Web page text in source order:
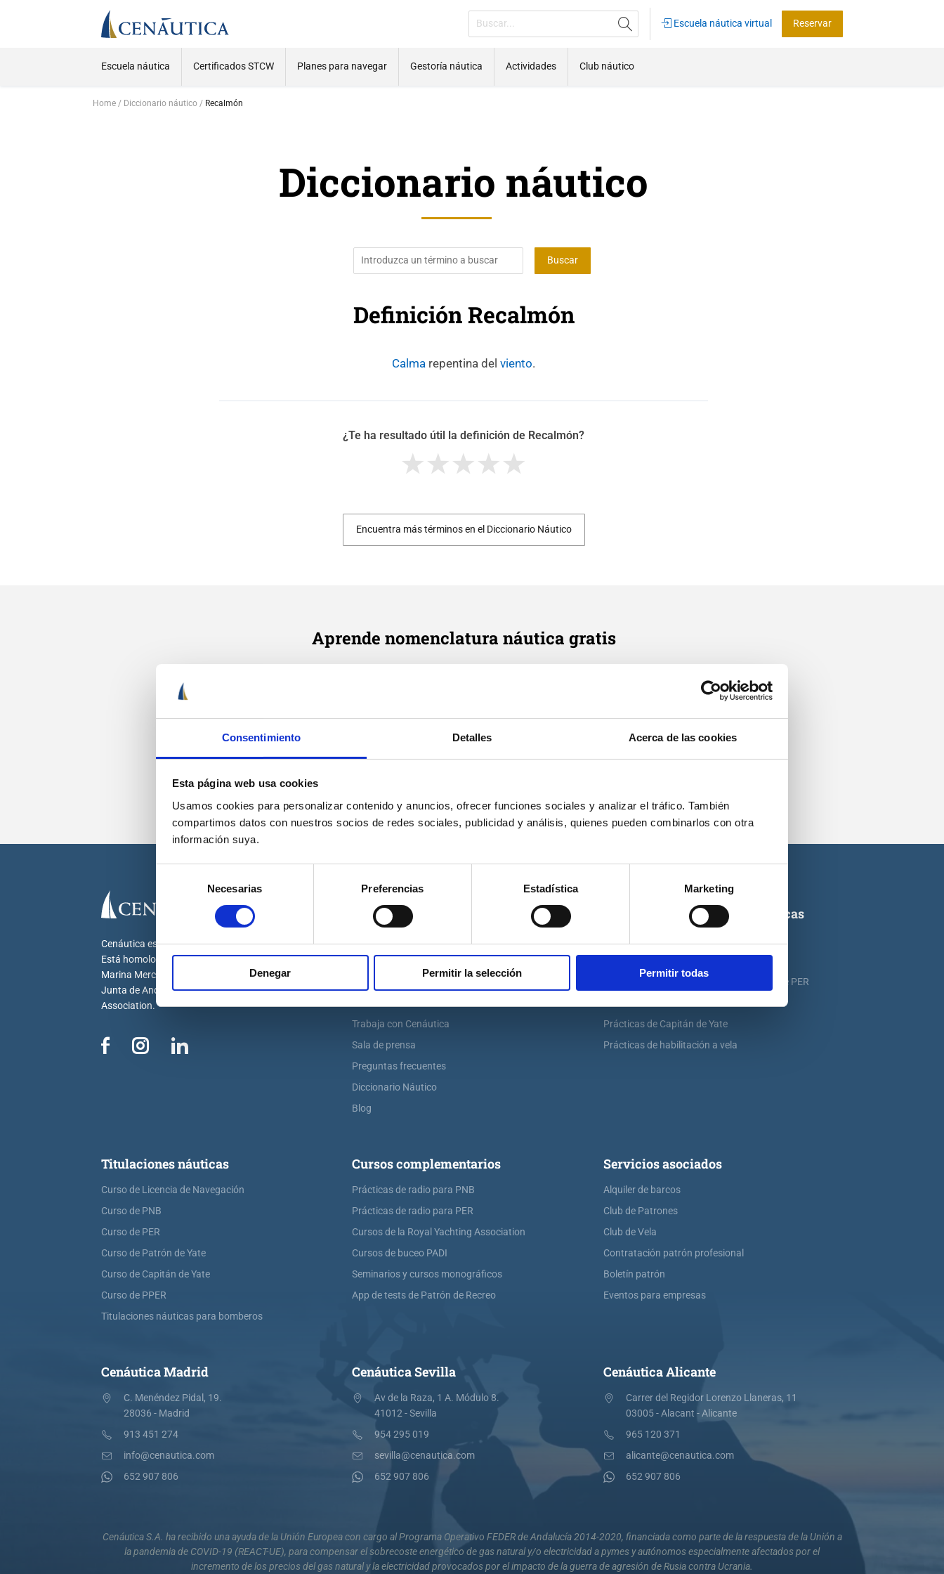
Consentimiento Detalles Acerca de las cookies
Esta página web usa cookies
Usamos cookies para personalizar contenido y anuncios, ofrecer funciones sociales y analizar el tráfico. También
compartimos datos con nuestros socios de redes sociales, publicidad y análisis, quienes pueden combinarlos con otra
información suya.
consentimiento
Necesarias Preferencias Estadística Marketing
Denegar Permitir la selección Permitir todas
Escuela náutica virtual Reservar
Escuela náutica Certificados STCW Planes para navegar Gestoría náutica Actividades Club náutico
Home Diccionario náutico Recalmón
Diccionario náutico
Definición Recalmón
Calma repentina del viento.
¿Te ha resultado útil la definición de Recalmón?
Encuentra más términos en el Diccionario Náutico
Aprende nomenclatura náutica gratis
Cenáutica es la escuela náutica lider en España.
Está homologada por la Dirección General de la
Marina Mercante, la Generalitat Valenciana, la
Junta de Andalucía y por la Royal Yachting
Association.
Cenáutica
Escuela náutica virtual
Historia de Cenáutica
Trabaja con Cenáutica
Sala de prensa
Preguntas frecuentes
Diccionario Náutico
Blog
Prácticas de titulaciones náuticas
Prácticas de ampliación de atribuciones de PER
Prácticas de Patrón de Yate
Prácticas de Capitán de Yate
Prácticas de habilitación a vela
Titulaciones náuticas
Curso de Licencia de Navegación
Curso de PNB
Curso de PER
Curso de Patrón de Yate
Curso de Capitán de Yate
Curso de PPER
Titulaciones náuticas para bomberos
Cursos complementarios
Prácticas de radio para PNB
Prácticas de radio para PER
Cursos de la Royal Yachting Association
Cursos de buceo PADI
Seminarios y cursos monográficos
App de tests de Patrón de Recreo
Servicios asociados
Alquiler de barcos
Club de Patrones
Club de Vela
Contratación patrón profesional
Boletín patrón
Eventos para empresas
Cenáutica Madrid
C. Menéndez Pidal, 19.
28036 - Madrid
913 451 274
info@cenautica.com
652 907 806
Cenáutica Sevilla
Av de la Raza, 1 A. Módulo 8.
41012 - Sevilla
954 295 019
sevilla@cenautica.com
652 907 806
Cenáutica Alicante
Carrer del Regidor Lorenzo Llaneras, 11
03005 - Alacant - Alicante
965 120 371
alicante@cenautica.com
652 907 806
Cenáutica S.A. ha recibido una ayuda de la Unión Europea con cargo al Programa Operativo FEDER de Andalucía 2014-2020, financiada como parte de la respuesta de la Unión a
la pandemia de COVID-19 (REACT-UE), para compensar el sobrecoste energético de gas natural y/o electricidad a pymes y autónomos especialmente afectados por el
incremento de los precios del gas natural y la electricidad provocados por el impacto de la guerra de agresión de Rusia contra Ucrania.